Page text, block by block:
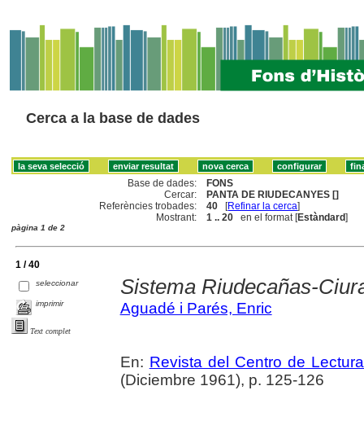
Cerca a la base de dades
Base de dades:
FONS
Cercar:
PANTA DE RIUDECANYES []
Referències trobades:
40 [Refinar la cerca]
Mostrant:
1 .. 20 en el format [Estàndard]
pàgina 1 de 2
1 / 40
seleccionar
imprimir
Text complet
Sistema Riudecañas-
Aguadé i Parés, Enric
En: Revista del Centro de
(Diciembre 1961), p. 125-126